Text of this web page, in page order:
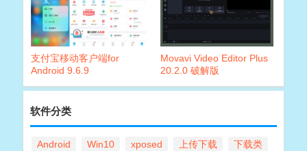
支付宝移动客户端for
Android 9.6.9
Movavi Video Editor Plus
20.2.0 破解版
软件分类
Android Win10 xposed 上传下载
下载类